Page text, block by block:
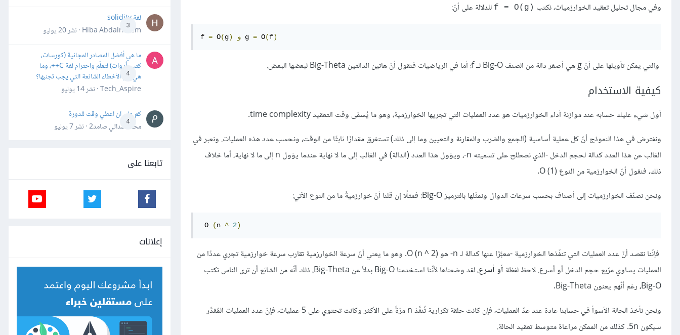
وفي مجال تحليل تعقيد الخوارزميات، نكتب ‎f =‎ O(g)‎ للدلالة على أنّ:
f = O(g)‎‎ و g = O(f)‎
والتي يمكن تأويلها على أنّ g هي أصغر دالة من الصنف Big-O لــ f؛ أما في الرياضيات فنقول أنّ هاتين الدالتين Big-Theta لبعضها البعض.
كيفية الاستخدام
أول شيء عليك حسابه عند موازنة أداء الخوارزميات هو عدد العمليات التي تجريها الخوارزمية، وهو ما يُسمّى وقت التعقيد time complexity.
ونفترض في هذا النموذج أنّ كل عملية أساسية (الجمع والضرب والمقارنة والتعيين وما إلى ذلك) تستغرق مقدارًا ثابتًا من الوقت، ونحسب عدد هذه العمليات. ونعبر في
الغالب عن هذا العدد كدالة لحجم الدخل -الذي نصطلح على تسميته n-، ويؤول هذا العدد (الدالة) في الغالب إلى ما لا نهاية عندما يؤول n إلى ما لا نهاية، أما خلاف
ذلك، فنقول أنّ الخوارزمية من النوع O (1)‎‎.
ونحن نصنّف الخوارزميات إلى أصناف بحسب سرعات الدوال ونمثّلها بالترميز Big-O: فمثلًا إن قلنا أنّ خوارزميةً ما من النوع الآتي:
O (n ^ 2)‎‎
فإنّنا نقصد أنّ عدد العمليات التي تنفّذها الخوارزمية -معبَّرًا عنها كدالة لـ n- هو O (n ^ 2)
. وهو ما يعني أنّ سرعة الخوارزمية تقارب سرعة خوارزمية تجري عددًا من
العمليات يساوي مرّبع حجم الدخل أو أسرع. لاحظ لفظة أو أسرع
، لقد وضعناها لأنّنا استخدمنا Big-O بدلاً عن Big-Theta، ذلك أنّه من الشائع أن ترى الناس تكتب
Big-O، رغم أنّهم يعنون Big-Theta.
ونحن نأخذ الحالة الأسوأ في حسابنا عادة عند عدّ العمليات، فإن كانت حلقة تكرارية تُنفَّذ n مرّةً على الأكثر وكانت تحتوي على 5 عمليات، فإنّ عدد العمليات المُقدَّر
سيكون 5n. كذلك من الممكن مراعاة متوسط تعقيد الحالة.
3
لغة solidity
Hiba Abdalrheem · نشر
20 يوليو
4
ما هي أفضل المصادر المجانية (كورسات،
كتب، أدوات) لتعلّم واحترام لغة C++، وما
هي أهم الأخطاء الشائعة التي يجب تجنبها؟
Tech_Aspire · نشر
14 يوليو
4
كم علي ان اعطي وقت للدورة
محمد سداتي صامد2 · نشر
7 يوليو
تابعنا على
إعلانات